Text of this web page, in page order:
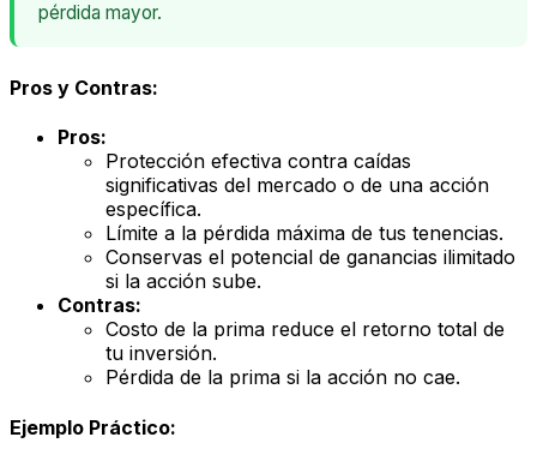
pérdida mayor.
Pros y Contras:
Pros:
Protección efectiva contra caídas
significativas del mercado o de una acción
específica.
Límite a la pérdida máxima de tus tenencias.
Conservas el potencial de ganancias ilimitado
si la acción sube.
Contras:
Costo de la prima reduce el retorno total de
tu inversión.
Pérdida de la prima si la acción no cae.
Ejemplo Práctico: